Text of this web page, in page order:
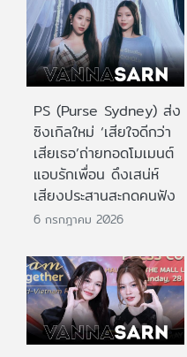
PS (Purse Sydney) ส่ง
ซิงเกิลใหม่ ‘เสียใจดีกว่า
เสียเธอ’ถ่ายทอดโมเมนต์
แอบรักเพื่อน ดึงเสน่ห์
เสียงประสานสะกดคนฟัง
6 กรกฎาคม 2026